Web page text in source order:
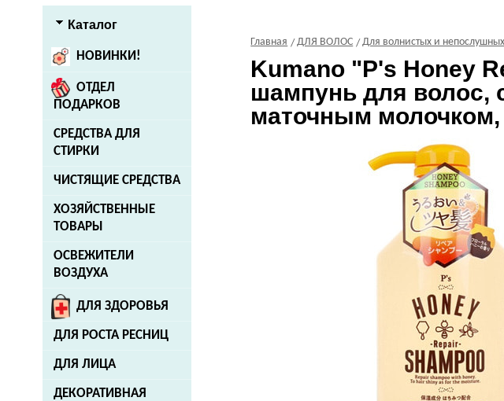
Каталог
НОВИНКИ!
ОТДЕЛ
ПОДАРКОВ
СРЕДСТВА ДЛЯ
СТИРКИ
ЧИСТЯЩИЕ СРЕДСТВА
ХОЗЯЙСТВЕННЫЕ
ТОВАРЫ
ОСВЕЖИТЕЛИ
ВОЗДУХА
ДЛЯ ЗДОРОВЬЯ
ДЛЯ РОСТА РЕСНИЦ
ДЛЯ ЛИЦА
ДЕКОРАТИВНАЯ
Главная ДЛЯ ВОЛОС Для волнистых и
Kumano "P's Honey
шампунь для волос,
маточным